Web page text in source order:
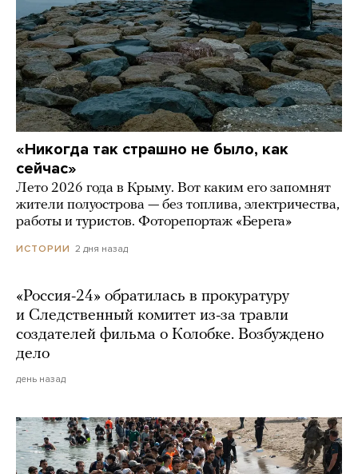
«Никогда так страшно не было, как
сейчас»
Лето 2026 года в Крыму. Вот каким его запомнят
жители полуострова — без топлива, электричества,
работы и туристов. Фоторепортаж «Берега»
ИСТОРИИ 2 дня назад
«Россия-24» обратилась в прокуратуру
и Следственный комитет из-за травли
создателей фильма о Колобке. Возбуждено
дело
день назад